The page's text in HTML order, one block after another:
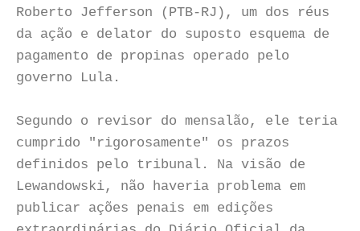
Roberto Jefferson (PTB-RJ), um dos réus
da ação e delator do suposto esquema de
pagamento de propinas operado pelo
governo Lula.
Segundo o revisor do mensalão, ele teria
cumprido "rigorosamente" os prazos
definidos pelo tribunal. Na visão de
Lewandowski, não haveria problema em
publicar ações penais em edições